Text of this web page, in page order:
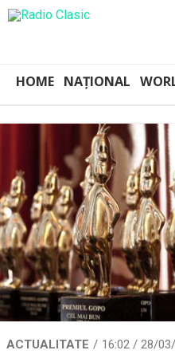
HOME NAȚIONAL
ACTUALITATE 16:02 / 28/